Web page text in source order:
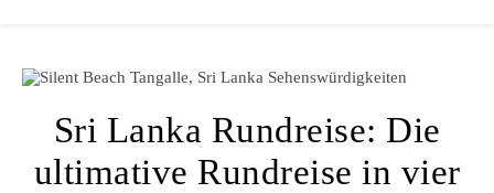
Sri Lanka Rundreise: Die
ultimative Rundreise in vier